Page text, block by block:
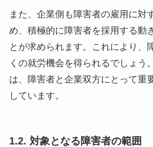
また、企業側も障害者の雇用に対
め、積極的に障害者を採用する動
とが求められます。これにより、
くの就労機会を得られるでしょう
は、障害者と企業双方にとって重
しています。
1.2. 対象となる障害者の範囲